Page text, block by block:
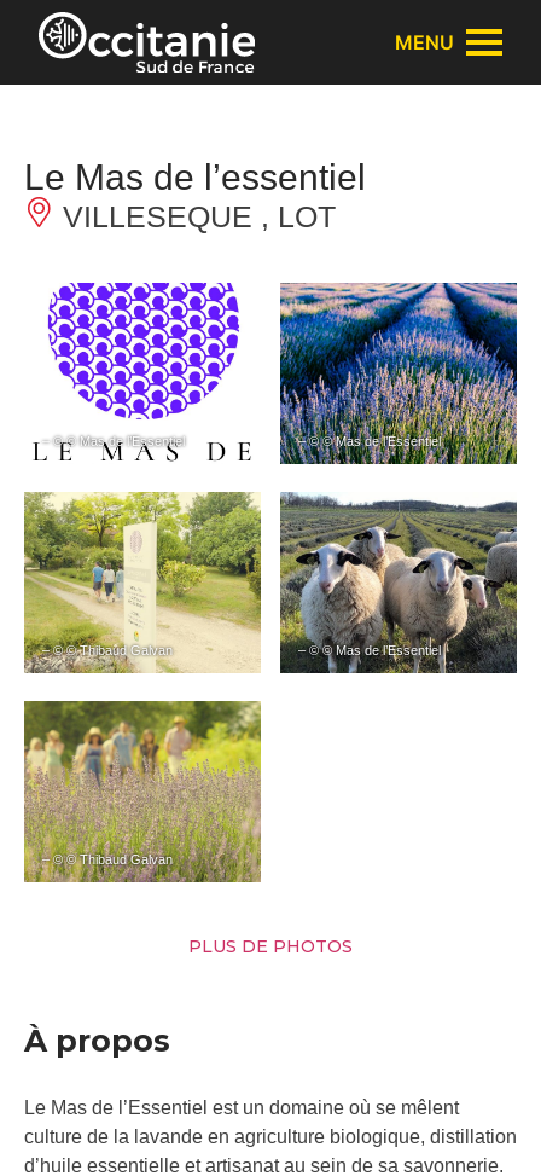
Panneau de gestion des cookies
MENU
Le Mas de l’essentiel
VILLESEQUE , LOT
– © © Mas de l’Essentiel – © © Mas de l’Essentiel
– © © Thibaud Galvan – © © Mas de l’Essentiel
– © © Thibaud Galvan
PLUS DE PHOTOS
À propos
Le Mas de l’Essentiel est un domaine où se mêlent
culture de la lavande en agriculture biologique, distillation
d’huile essentielle et artisanat au sein de sa savonnerie.